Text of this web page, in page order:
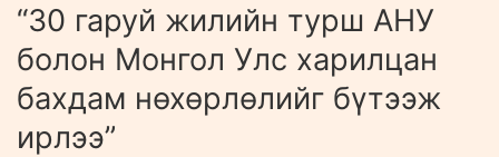
“30 гаруй жилийн турш АНУ
болон Монгол Улс харилцан
бахдам нөхөрлөлийг бүтээж
ирлээ”